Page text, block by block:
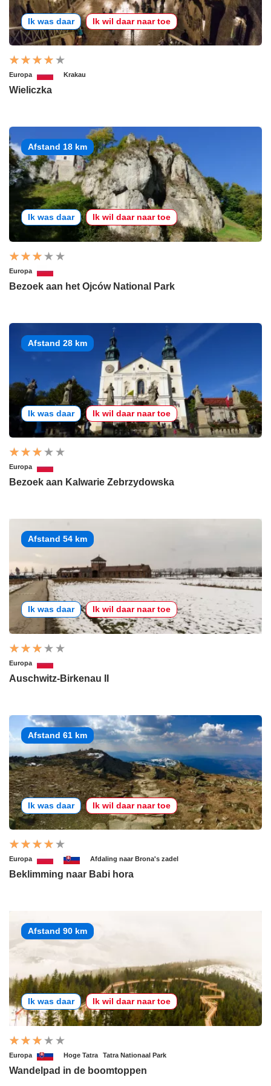
Ik was daar Ik wil daar naar toe
Europa Krakau
Wieliczka
Afstand 18 km
Ik was daar Ik wil daar naar toe
Europa
Bezoek aan het Ojców National Park
Afstand 28 km
Ik was daar Ik wil daar naar toe
Europa
Bezoek aan Kalwarie Zebrzydowska
Afstand 54 km
Ik was daar Ik wil daar naar toe
Europa
Auschwitz-Birkenau II
Afstand 61 km
Ik was daar Ik wil daar naar toe
Europa Afdaling naar Brona's zadel
Beklimming naar Babi hora
Afstand 90 km
Ik was daar Ik wil daar naar toe
Europa Hoge Tatra Tatra Nationaal Park
Wandelpad in de boomtoppen